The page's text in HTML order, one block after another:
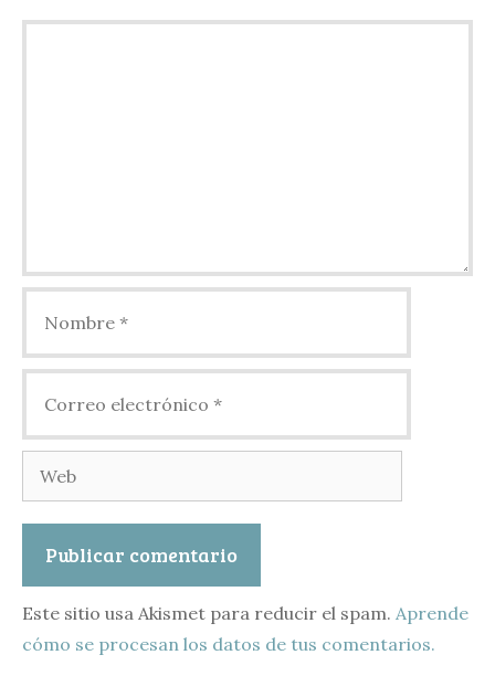
electrónico
Web
Este sitio usa Akismet para reducir el spam. Aprende
cómo se procesan los datos de tus comentarios.